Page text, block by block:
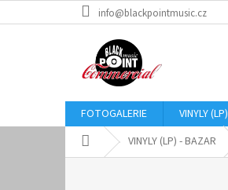
na
info@blackpointmusic.cz
FOTOGALERIE VINYLY (LP)
Domů VINYLY (LP) - BAZAR